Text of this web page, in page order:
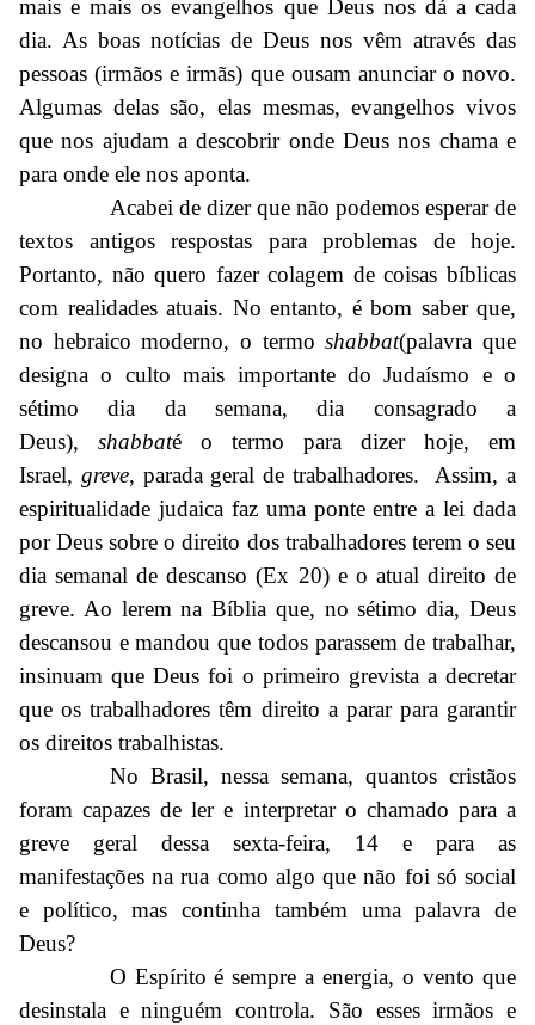
mais e mais os evangelhos que Deus nos dá a cada
dia. As boas notícias de Deus nos vêm através das
pessoas (irmãos e irmãs) que ousam anunciar o novo.
Algumas delas são, elas mesmas, evangelhos vivos
que nos ajudam a descobrir onde Deus nos chama e
para onde ele nos aponta.
Acabei de dizer que não podemos esperar de
textos antigos respostas para problemas de hoje.
Portanto, não quero fazer colagem de coisas bíblicas
com realidades atuais. No entanto, é bom saber que,
no hebraico moderno, o termoshabbat(palavra que
designa o culto mais importante do Judaísmo e o
sétimo dia da semana, dia consagrado a
Deus), shabbaté o termo para dizer hoje, em
Israel, greve, parada geral de trabalhadores. Assim, a
espiritualidade judaica faz uma ponte entre a lei dada
por Deus sobre o direito dos trabalhadores terem o seu
dia semanal de descanso (Ex 20) e o atual direito de
greve. Ao lerem na Bíblia que, no sétimo dia, Deus
descansou e mandou que todos parassem de trabalhar,
insinuam que Deus foi o primeiro grevista a decretar
que os trabalhadores têm direito a parar para garantir
os direitos trabalhistas.
No Brasil, nessa semana, quantos cristãos
foram capazes de ler e interpretar o chamado para a
greve geral dessa sexta-feira, 14 e para as
manifestações na rua como algo que não foi só social
e político, mas continha também uma palavra de
Deus?
O Espírito é sempre a energia, o vento que
desinstala e ninguém controla. São esses irmãos e